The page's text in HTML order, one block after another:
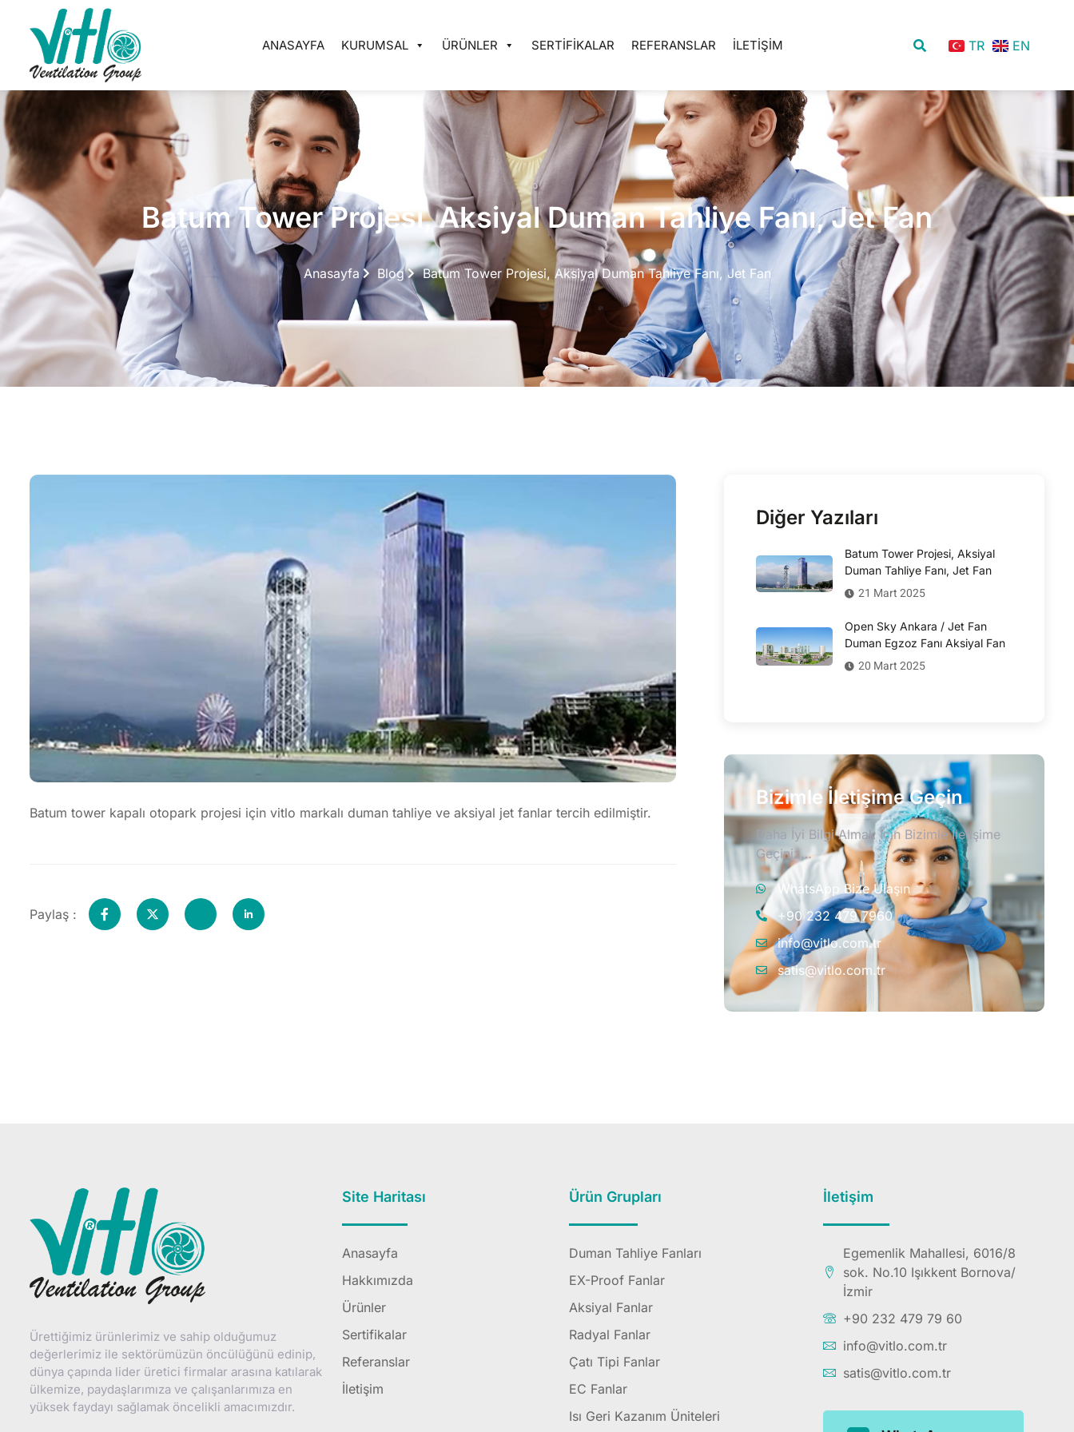
ANASAYFA KURUMSAL ÜRÜNLER SERTIFIKALAR REFERANSLAR İLETIŞIM TR EN
Batum Tower Projesi, Aksiyal Duman Tahliye Fanı, Jet Fan
Anasayfa Blog Batum Tower Projesi, Aksiyal Duman Tahliye Fanı, Jet Fan
Batum tower kapalı otopark projesi için vitlo markalı duman tahliye ve aksiyal jet fanlar tercih edilmiştir.
Paylaş :
Diğer Yazıları
Batum Tower Projesi, Aksiyal
Duman Tahliye Fanı, Jet Fan
21 Mart 2025
Open Sky Ankara / Jet Fan
Duman Egzoz Fanı Aksiyal Fan
20 Mart 2025
Bizimle İletişime Geçin
Daha İyi Bilgi Almak İçin Bizimle İletişime
Geçiniz…
WhatsApp Bize Ulaşın
+90 232 479 7960
info@vitlo.com.tr
satis@vitlo.com.tr
Ürettiğimiz ürünlerimiz ve sahip olduğumuz
değerlerimiz ile sektörümüzün öncülüğünü edinip,
dünya çapında lider üretici firmalar arasına katılarak
ülkemize, paydaşlarımıza ve çalışanlarımıza en
yüksek faydayı sağlamak öncelikli amacımızdır.
Site Haritası
Anasayfa
Hakkımızda
Ürünler
Sertifikalar
Referanslar
İletişim
Ürün Grupları
Duman Tahliye Fanları
EX-Proof Fanlar
Aksiyal Fanlar
Radyal Fanlar
Çatı Tipi Fanlar
EC Fanlar
Isı Geri Kazanım Üniteleri
İletişim
Egemenlik Mahallesi, 6016/8
sok. No.10 Işıkkent Bornova/
İzmir
+90 232 479 79 60
info@vitlo.com.tr
satis@vitlo.com.tr